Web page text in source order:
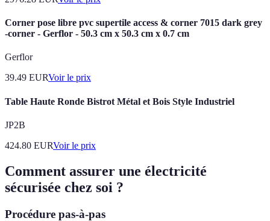
Corner pose libre pvc supertile access & corner 7015 dark grey
-corner - Gerflor - 50.3 cm x 50.3 cm x 0.7 cm
Gerflor
39.49 EURVoir le prix
Table Haute Ronde Bistrot Métal et Bois Style Industriel
JP2B
424.80 EURVoir le prix
Comment assurer une électricité
sécurisée chez soi ?
Procédure pas-à-pas